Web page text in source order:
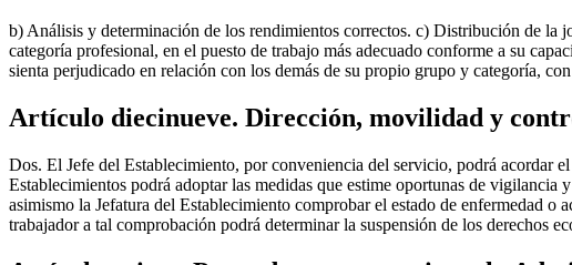
b) Análisis y determinación de los rendimientos correctos. c) Distribución de la
categoría profesional, en el puesto de trabajo más adecuado conforme a su
sienta perjudicado en relación con los demás de su propio grupo y categoría,
Artículo diecinueve. Dirección, movilidad y
Dos. El Jefe del Establecimiento, por conveniencia del servicio, podrá acordar
Establecimientos podrá adoptar las medidas que estime oportunas de
asimismo la Jefatura del Establecimiento comprobar el estado de enfermedad
trabajador a tal comprobación podrá determinar la suspensión de los derechos